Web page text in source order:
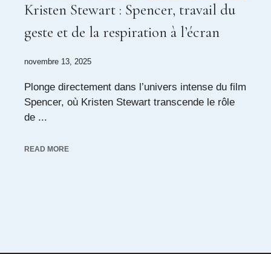
Kristen Stewart : Spencer, travail du
geste et de la respiration à l’écran
novembre 13, 2025
Plonge directement dans l’univers intense du film
Spencer, où Kristen Stewart transcende le rôle
de ...
READ MORE